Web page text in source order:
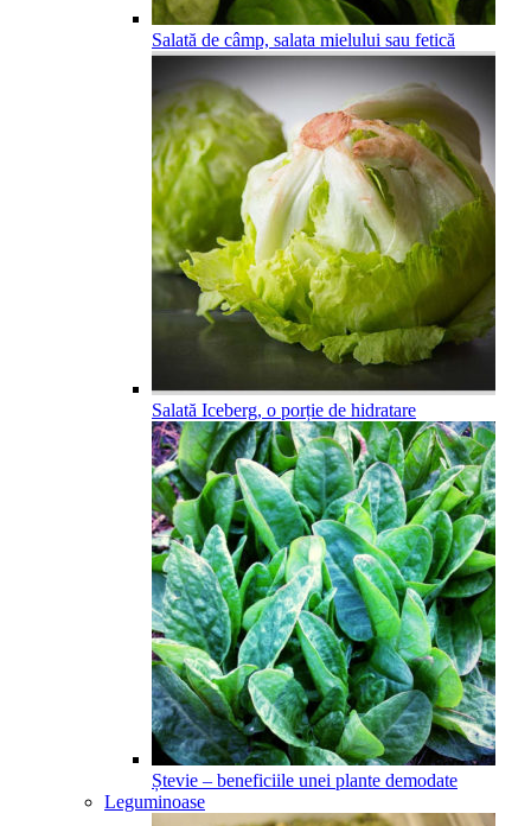
Salată de câmp, salata mielului sau fetică
Salată Iceberg, o porție de hidratare
Ștevie – beneficiile unei plante demodate
Leguminoase